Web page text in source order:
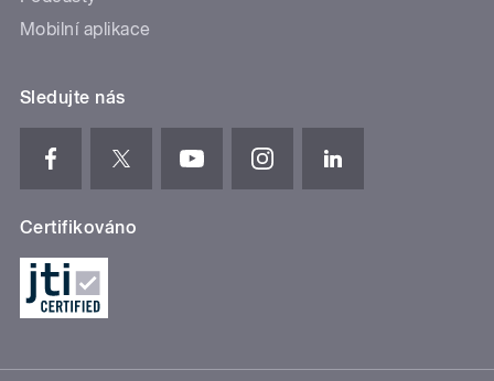
Mobilní aplikace
Sledujte nás
Certifikováno